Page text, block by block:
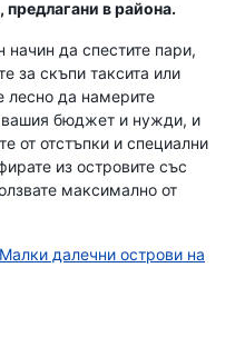
в района.
да спестите пари,
за скъпи таксита или
лесно да намерите
вашия бюджет и нужди, и
от отстъпки и специални
из островите със
максимално от
далечни острови на